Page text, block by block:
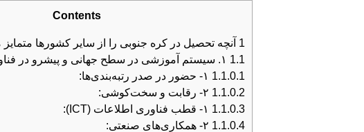
Contents
1 آنچه تحصیل در کره جنوبی را از سایر کشورها
1.1
1.1.0.1
1.1.0.2
1.1.0.3
1.1.0.4